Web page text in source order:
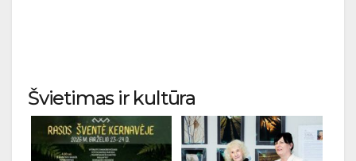
Švietimas ir kultūra